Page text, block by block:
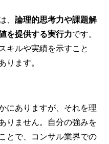
、 論理的思考力や課題解
を提供する実行力です。
キルや実績を示すこと
ります。
にありますが、それを理
りません。自分の強みを
とで、コンサル業界での